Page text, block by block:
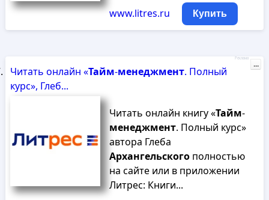
www.litres.ru Купить
Читать онлайн «Тайм-менеджмент. Полный
курс», Глеб...
Читать онлайн книгу «Тайм-
менеджмент. Полный курс»
автора Глеба
Архангельскогополностью
на сайте или в приложении
Литрес: Книги...
Реклама
...